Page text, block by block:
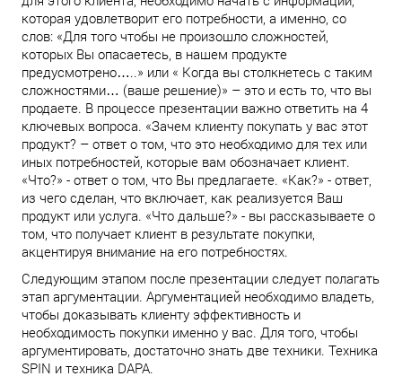
которая удовлетворит его потребности, а именно, со
слов: «Для того чтобы не произошло сложностей,
которых Вы опасаетесь, в нашем продукте
предусмотрено…..» или « Когда вы столкнетесь с таким
сложностями… (ваше решение)» – это и есть то, что вы
продаете. В процессе презентации важно ответить на 4
ключевых вопроса. «Зачем клиенту покупать у вас этот
продукт? – ответ о том, что это необходимо для тех или
иных потребностей, которые вам обозначает клиент.
«Что?» - ответ о том, что Вы предлагаете. «Как?» - ответ,
из чего сделан, что включает, как реализуется Ваш
продукт или услуга. «Что дальше?» - вы рассказываете о
том, что получает клиент в результате покупки,
акцентируя внимание на его потребностях.
Следующим этапом после презентации следует полагать
этап аргументации. Аргументацией необходимо владеть,
чтобы доказывать клиенту эффективность и
необходимость покупки именно у вас. Для того, чтобы
аргументировать, достаточно знать две техники. Техника
SPIN и техника DAPA.